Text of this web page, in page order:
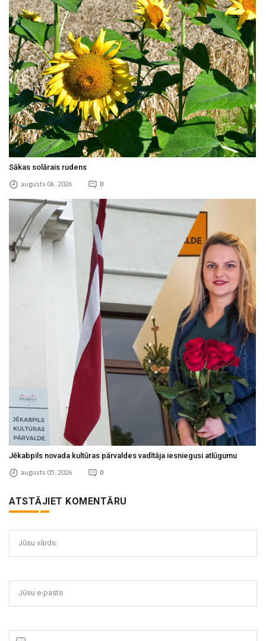
Sākas solārais rudens
augusts 06 , 2026 0
Jēkabpils novada kultūras pārvaldes vadītāja iesniegusi atlūgumu
augusts 05 , 2026 0
ATSTĀJIET KOMENTĀRU
Jūsu vārds:
Jūsu e-pasts